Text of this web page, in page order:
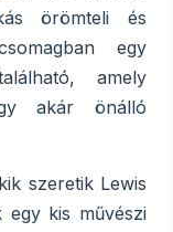
örömteli és
egy
amely
akár önálló
szeretik Lewis
egy kis művészi